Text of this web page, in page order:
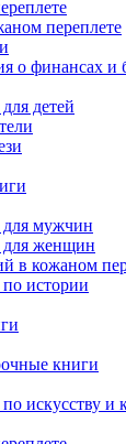
переплете
о финансах и
детей
мужчин
женщин
в кожаном
истории
книги
искусству и